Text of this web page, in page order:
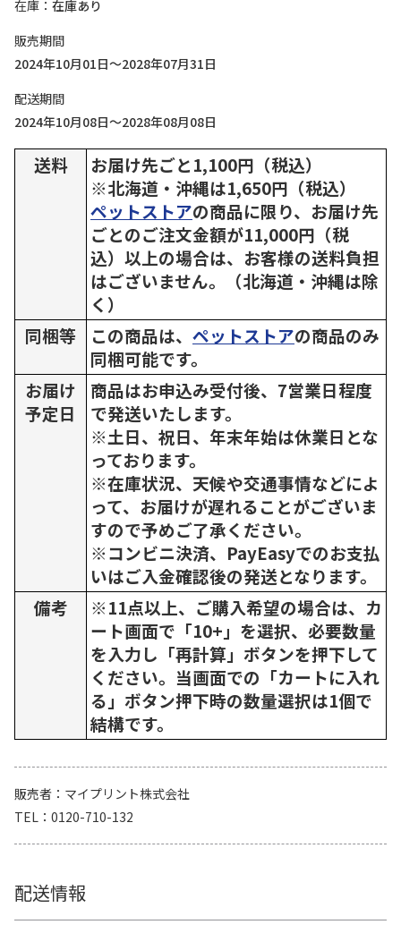
在庫
在庫あり
販売期間
2024年10月01日～2028年07月31日
配送期間
2024年10月08日～2028年08月08日
送料
お届け先ごと1,100円（税込）
※北海道・沖縄は1,650円（税込）
ペットストアの商品に限り、お届け先
ごとのご注文金額が11,000円（税
込）以上の場合は、お客様の送料負担
はございません。（北海道・沖縄は除
く）
同梱等
この商品は、 ペットストアの商品のみ
同梱可能です。
お届け
予定日
商品はお申込み受付後、7営業日程度
で発送いたします。
※土日、祝日、年末年始は休業日とな
っております。
※在庫状況、天候や交通事情などによ
って、お届けが遅れることがございま
すので予めご了承ください。
※コンビニ決済、PayEasyでのお支払
いはご入金確認後の発送となります。
備考
※11点以上、ご購入希望の場合は、カ
ート画面で「10+」を選択、必要数量
を入力し「再計算」ボタンを押下して
ください。当画面での「カートに入れ
る」ボタン押下時の数量選択は1個で
結構です。
販売者
マイプリント株式会社
TEL
0120-710-132
配送情報